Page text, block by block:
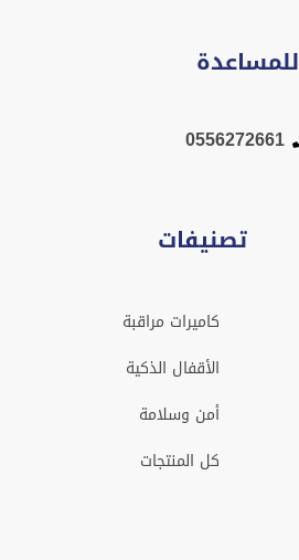
للمساعدة
0556272661
تصنيفات
كاميرات مراقبة
الأقفال الذكية
أمن وسلامة
كل المنتجات